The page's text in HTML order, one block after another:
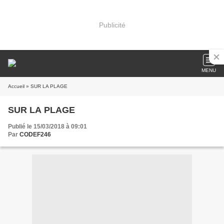
Publicité
MENU
Accueil » SUR LA PLAGE
SUR LA PLAGE
Publié le 15/03/2018 à 09:01
Par CODEF246